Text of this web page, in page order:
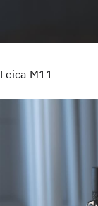
Leica M11